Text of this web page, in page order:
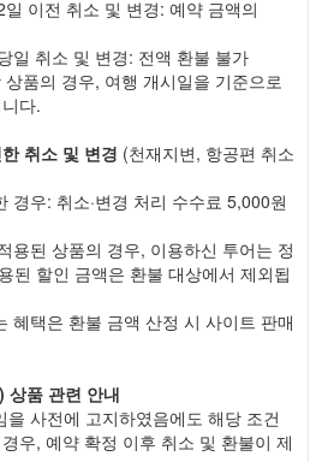
이전 취소 및 변경: 예약 금액의
일 취소 및 변경: 전액 환불 불가
품의 경우, 여행 개시일을 기준으로
다.
취소 및 변경 (천재지변, 항공편 취소
경우: 취소·변경 처리 수수료 5,000원
용된 상품의 경우, 이용하신 투어는 정
된 할인 금액은 환불 대상에서 제외됩
혜택은 환불 금액 산정 시 사이트 판매
상품 관련 안내
사전에 고지하였음에도 해당 조건
우, 예약 확정 이후 취소 및 환불이 제